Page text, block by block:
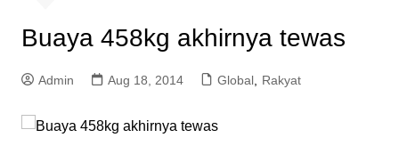
Buaya 458kg akhirnya tewas
Admin Aug 18, 2014 Global, Rakyat